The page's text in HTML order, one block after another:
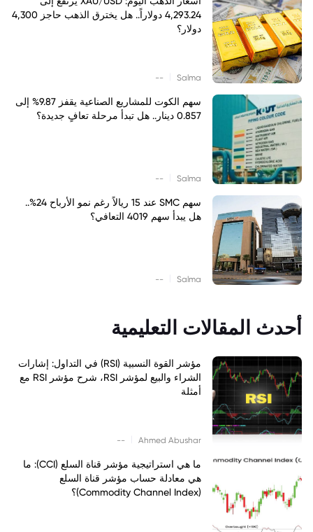
4,293.24 دولاراً.. هل يخترق الذهب حاجز 4,300
دولار؟
Salma
--
سهم الكوت للمشاريع الصناعية يقفز 9.87% إلى
0.857 دينار.. هل تبدأ مرحلة تعافٍ جديدة؟
Salma
--
سهم SMC عند 15 ريالاً رغم نمو الأرباح 24%..
هل يبدأ سهم 4019 التعافي؟
Salma
--
أحدث المقالات التعليمية
مؤشر القوة النسبية (RSI) في التداول: إشارات
الشراء والبيع لمؤشر RSI، شرح مؤشر RSI مع
أمثلة
Ahmed Abushar
--
ما هي استراتيجية مؤشر قناة السلع (CCI): ما
هي معادلة حساب مؤشر قناة السلع
(Commodity Channel Index)؟